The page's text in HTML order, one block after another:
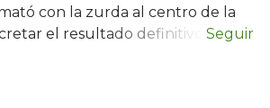
con la zurda al centro de la
el resultado definitivo.